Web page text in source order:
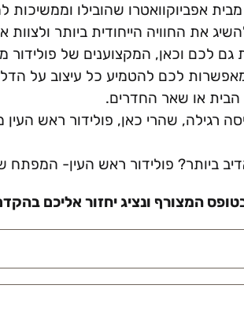
אפביוקוואטרו שהובילו
את החוויה הייחודית ביותר
גם לכם וכאן, המקצוענים של
מאפשרות לכם להטמיע כל עיצוב על
הבית או שאר החדרים.
שהרי כאן, פולידור ראש העין
ביותר? פולידור ראש העין-
המצורף ונציג יחזור אליכם